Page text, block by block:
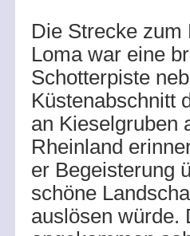
Die Strecke zum
Loma war eine
Schotterpiste
Küstenabschnitt
an Kieselgruben
Rheinland
er Begeisterung
schöne
auslösen würde.